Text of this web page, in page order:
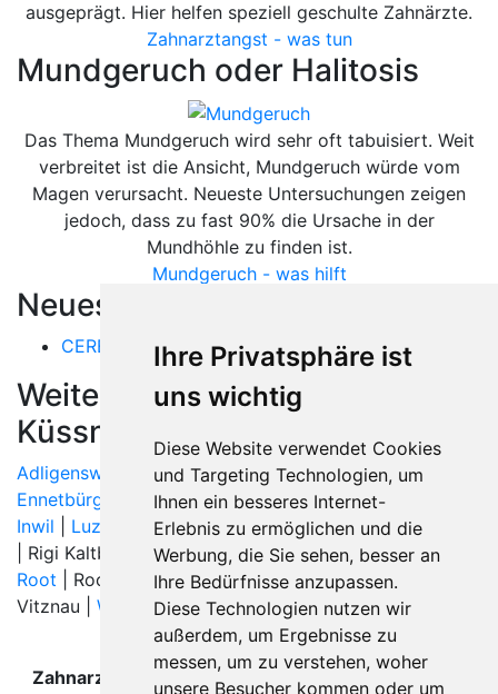
Ihre Privatsphäre ist
uns wichtig
Diese Website verwendet Cookies
und Targeting Technologien, um
Ihnen ein besseres Internet-
Erlebnis zu ermöglichen und die
Werbung, die Sie sehen, besser an
Ihre Bedürfnisse anzupassen.
Diese Technologien nutzen wir
außerdem, um Ergebnisse zu
messen, um zu verstehen, woher
unsere Besucher kommen oder um
ausgeprägt. Hier helfen speziell geschulte Zahnärzte.
Zahnarztangst - was tun
Mundgeruch oder Halitosis
Das Thema Mundgeruch wird sehr oft tabuisiert. Weit
verbreitet ist die Ansicht, Mundgeruch würde vom
Magen verursacht. Neueste Untersuchungen zeigen
jedoch, dass zu fast 90% die Ursache in der
Mundhöhle zu finden ist.
Mundgeruch - was hilft
Neueste Artikel:
CEREC
Weitere Orte in der Nähe von
Küssnacht am Rigi
Adligenswil Buchrain|Cham| Dierikon |Ebikon
Ennetbürgen
Gersau |Goldau| Greppen | Immensee |
Inwil
Luzern Meggen| Meierskappel | Merlischachen
| Rigi Kaltbad | Rigi Klösterli | Rigi Kulm | Rigi Staffel |
Root | Root Längenbold |Rotkreuz| Udligenswil |
Vitznau | Walchwil|Weggis|Zug|
Zahnarzt Küssnacht am Rigi wurde zuletzt am 06.